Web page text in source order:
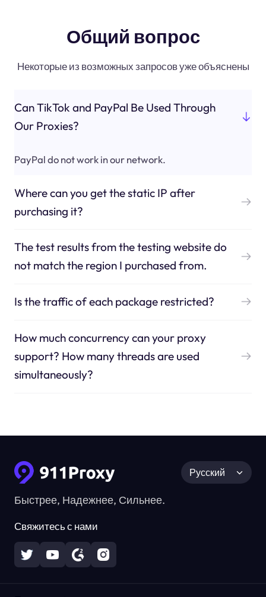
Общий вопрос
Некоторые из возможных запросов уже объяснены
Can TikTok and PayPal Be Used Through
Our Proxies?
PayPal do not work in our network.
Where can you get the static IP after
purchasing it?
The test results from the testing website do
not match the region I purchased from.
Is the traffic of each package restricted?
How much concurrency can your proxy
support? How many threads are used
simultaneously?
Быстрее, Надежнее, Сильнее.
Свяжитесь с нами
Русский